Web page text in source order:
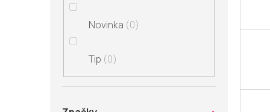
Novinka 0
Tip 0